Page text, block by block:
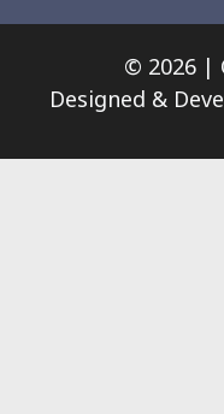
© 2026 |
Designed &